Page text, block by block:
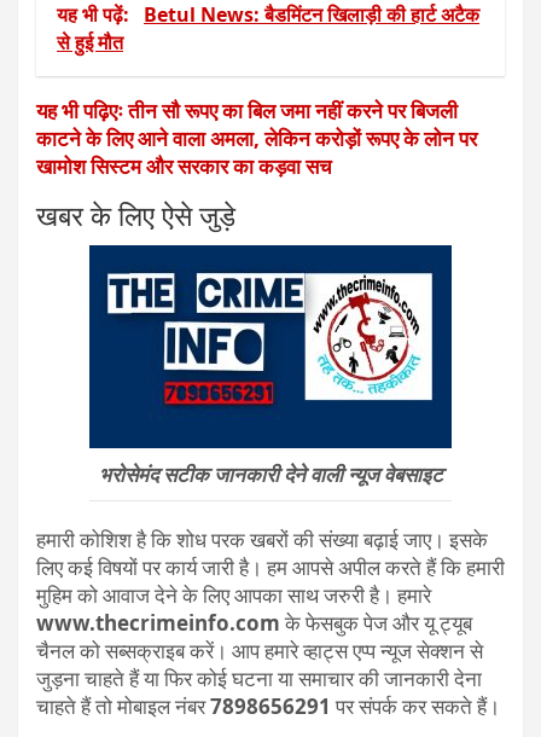
यह भी पढ़ें:
Betul News: बैडमिंटन खिलाड़ी की हार्ट अटैक
से हुई मौत
यह भी पढ़िएः तीन सौ रूपए का बिल जमा नहीं करने पर बिजली
काटने के लिए आने वाला अमला, लेकिन करोड़ों रूपए के लोन पर
खामोश सिस्टम और सरकार का कड़वा सच
खबर के लिए ऐसे जुड़े
भरोसेमंद सटीक जानकारी देने वाली न्यूज वेबसाइट
हमारी कोशिश है कि शोध परक खबरों की संख्या बढ़ाई जाए। इसके
लिए कई विषयों पर कार्य जारी है। हम आपसे अपील करते हैं कि हमारी
मुहिम को आवाज देने के लिए आपका साथ जरुरी है। हमारे
www.thecrimeinfo.comके फेसबुक पेज और यू ट्यूब
चैनल को सब्सक्राइब करें। आप हमारे व्हाट्स एप्प न्यूज सेक्शन से
जुड़ना चाहते हैं या फिर कोई घटना या समाचार की जानकारी देना
चाहते हैं तो मोबाइल नंबर7898656291 पर संपर्क कर सकते हैं।